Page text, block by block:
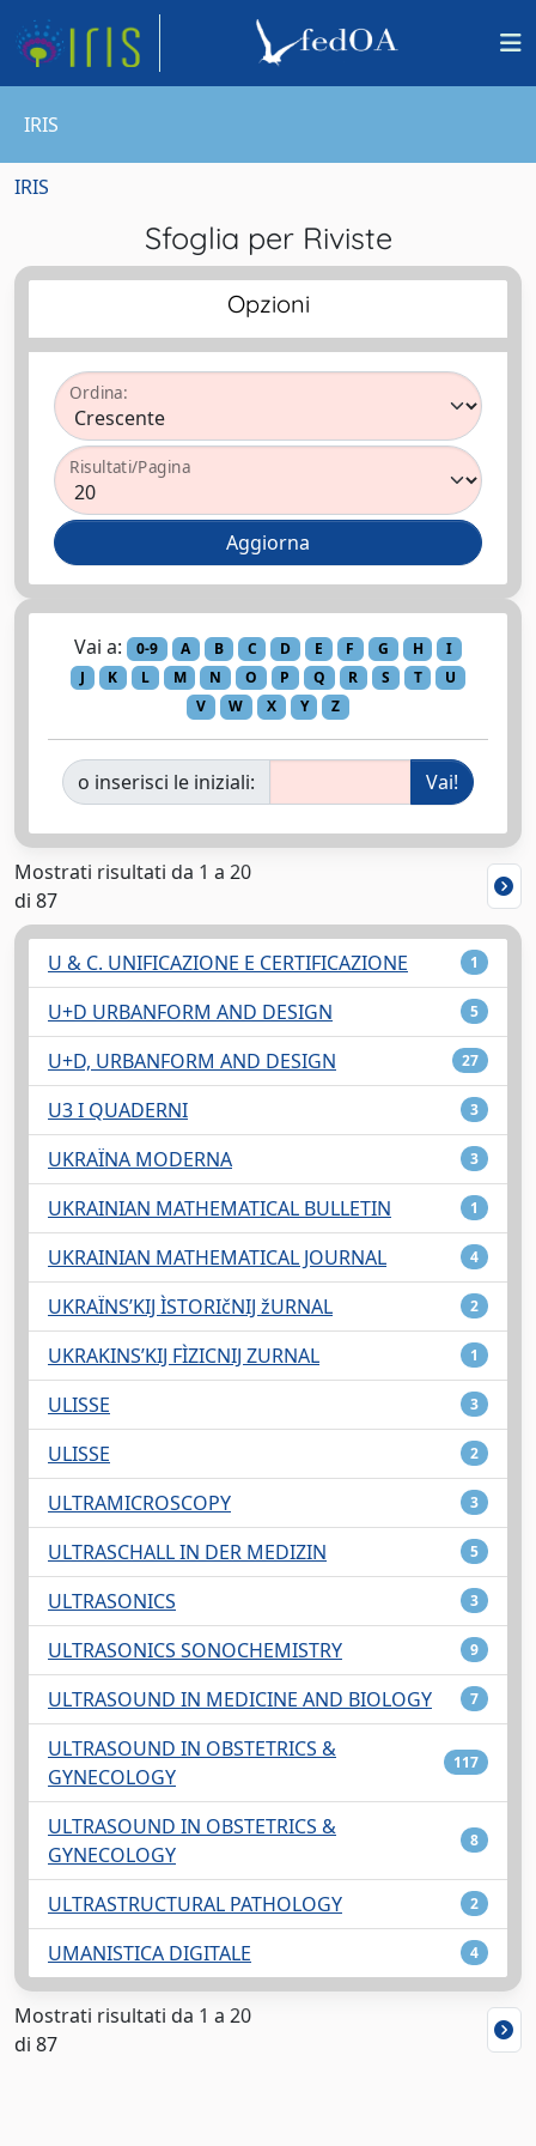
IRIS
IRIS
Sfoglia per Riviste
Opzioni
Ordina:
Risultati/Pagina
Vai a: 0-9 A B C D E F G H
I
J
K L M N O P Q R S T
U
V
W X Y Z
o inserisci le iniziali:
Mostrati risultati da 1 a 20
di 87
U & C. UNIFICAZIONE E CERTIFICAZIONE 1
U+D URBANFORM AND DESIGN 5
U+D, URBANFORM AND DESIGN 27
U3 I QUADERNI 3
UKRAÏNA MODERNA 3
UKRAINIAN MATHEMATICAL BULLETIN 1
UKRAINIAN MATHEMATICAL JOURNAL 4
UKRAÏNSʹKIJ ÌSTORIčNIJ žURNAL 2
UKRAKINSʹKIJ FÌZICNIJ ZURNAL 1
ULISSE 3
ULISSE 2
ULTRAMICROSCOPY 3
ULTRASCHALL IN DER MEDIZIN 5
ULTRASONICS 3
ULTRASONICS SONOCHEMISTRY 9
ULTRASOUND IN MEDICINE AND BIOLOGY 7
ULTRASOUND IN OBSTETRICS &
GYNECOLOGY
117
ULTRASOUND IN OBSTETRICS &
GYNECOLOGY
8
ULTRASTRUCTURAL PATHOLOGY 2
UMANISTICA DIGITALE 4
Mostrati risultati da 1 a 20
di 87